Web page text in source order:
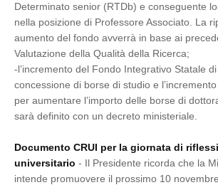
Determinato senior (RTDb) e conseguente
nella posizione di Professore Associato. La
aumento del fondo avverrà in base ai
Valutazione della Qualità della Ricerca;
-l’incremento del Fondo Integrativo Statale
concessione di borse di studio e
per aumentare l’importo delle borse di
sarà definito con un decreto ministeriale.
Documento CRUI per la giornata di
universitario - Il Presidente ricorda che la
intende promuovere il prossimo 10